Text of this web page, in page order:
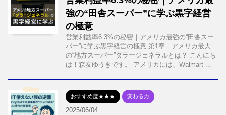
強の“田舎スーパー”に学ぶ黒字経営
の極意
営業利益率6.3%の秘密｜アメリカ最強の“田舎スー
パー”に学ぶ黒字経営の極意 第1章｜アメリカ最大
の“地方スーパー”ダラージェネラルとは？ こんにち
は！森友ゆうきです。 アメリカには、Walmart ...
おすすめ度★★★ 変わる力
2025/06/04